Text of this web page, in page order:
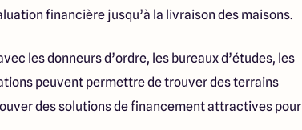
financière jusqu’à la livraison des maisons.
les donneurs d’ordre, les bureaux d’études, les
peuvent permettre de trouver des terrains
des solutions de financement attractives pour